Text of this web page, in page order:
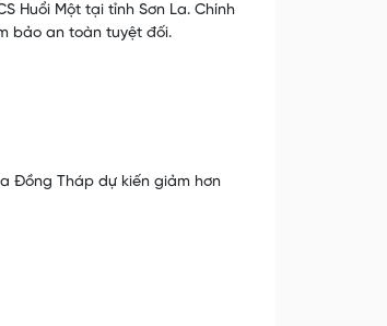
Huổi Một tại tỉnh Sơn La. Chính
bảo an toàn tuyệt đối.
Đồng Tháp dự kiến giảm hơn